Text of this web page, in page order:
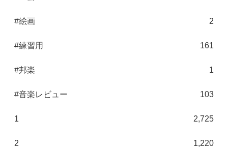
#絵画 2
#練習用 161
#邦楽 1
#音楽レビュー 103
1 2,725
2 1,220